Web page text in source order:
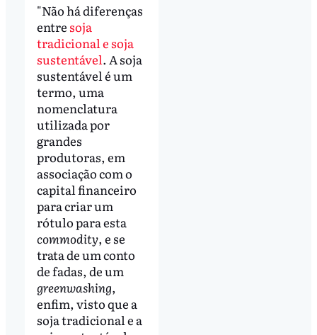
"Não há diferenças
entre soja
tradicional e soja
sustentável. A soja
sustentável é um
termo, uma
nomenclatura
utilizada por
grandes
produtoras, em
associação com o
capital financeiro
para criar um
rótulo para esta
commodity, e se
trata de um conto
de fadas, de um
greenwashing,
enfim, visto que a
soja tradicional e a